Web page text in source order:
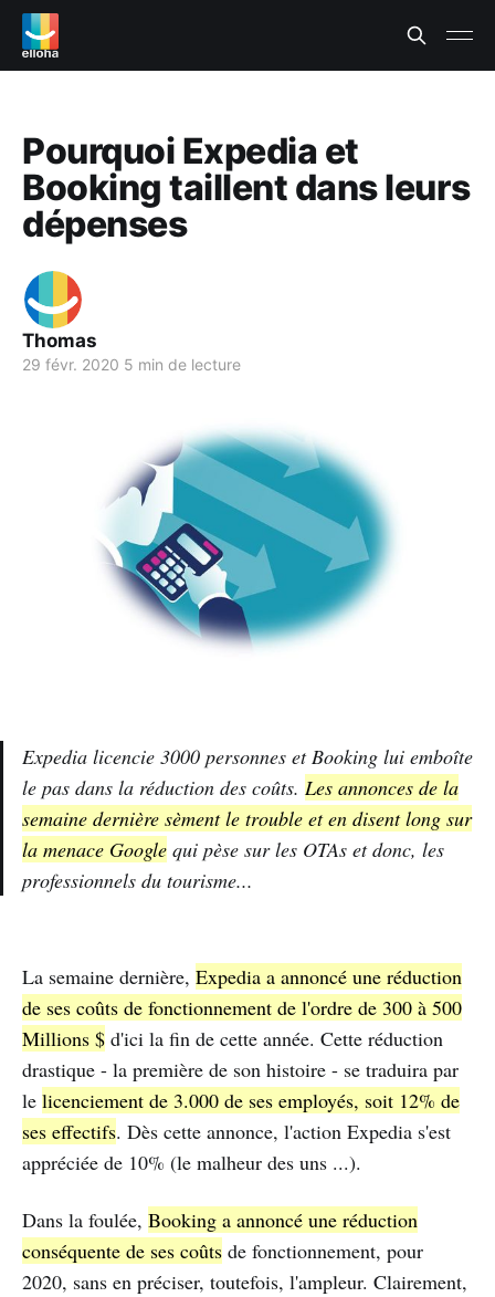
Pourquoi Expedia et
Booking taillent dans leurs
dépenses
Thomas
29 févr. 2020 5 min de lecture
Expedia licencie 3000 personnes et Booking lui emboîte
le pas dans la réduction des coûts. Les annonces de la
semaine dernière sèment le trouble et en disent long sur
la menace Google qui pèse sur les OTAs et donc, les
professionnels du tourisme...
La semaine dernière, Expedia a annoncé une réduction
de ses coûts de fonctionnement de l'ordre de 300 à 500
Millions $ d'ici la fin de cette année. Cette réduction
drastique - la première de son histoire - se traduira par
le licenciement de 3.000 de ses employés, soit 12% de
ses effectifs. Dès cette annonce, l'action Expedia s'est
appréciée de 10% (le malheur des uns ...).
Dans la foulée, Booking a annoncé une réduction
conséquente de ses coûts de fonctionnement, pour
2020, sans en préciser, toutefois, l'ampleur. Clairement,